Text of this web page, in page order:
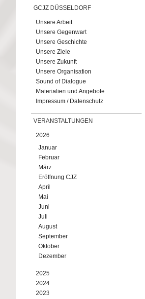
GCJZ DÜSSELDORF
Unsere Arbeit
Unsere Gegenwart
Unsere Geschichte
Unsere Ziele
Unsere Zukunft
Unsere Organisation
Sound of Dialogue
Materialien und Angebote
Impressum / Datenschutz
VERANSTALTUNGEN
2026
Januar
Februar
März
Eröffnung CJZ
April
Mai
Juni
Juli
August
September
Oktober
Dezember
2025
2024
2023